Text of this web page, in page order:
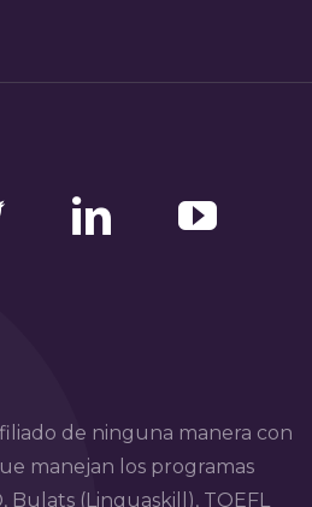
de ninguna manera con
manejan los programas
Bulats (Linguaskill), TOEFL